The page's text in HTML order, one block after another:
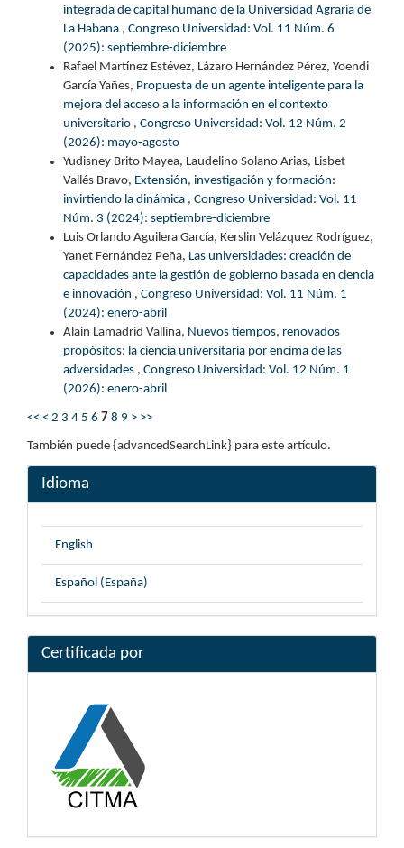
integrada de capital humano de la Universidad Agraria de
La Habana , Congreso Universidad: Vol. 11 Núm. 6
(2025): septiembre-diciembre
Rafael Martínez Estévez, Lázaro Hernández Pérez, Yoendi
García Yañes, Propuesta de un agente inteligente para la
mejora del acceso a la información en el contexto
universitario , Congreso Universidad: Vol. 12 Núm. 2
(2026): mayo-agosto
Yudisney Brito Mayea, Laudelino Solano Arias, Lisbet
Vallés Bravo, Extensión, investigación y formación:
invirtiendo la dinámica , Congreso Universidad: Vol. 11
Núm. 3 (2024): septiembre-diciembre
Luis Orlando Aguilera García, Kerslin Velázquez Rodríguez,
Yanet Fernández Peña, Las universidades: creación de
capacidades ante la gestión de gobierno basada en ciencia
e innovación , Congreso Universidad: Vol. 11 Núm. 1
(2024): enero-abril
Alain Lamadrid Vallina, Nuevos tiempos, renovados
propósitos: la ciencia universitaria por encima de las
adversidades , Congreso Universidad: Vol. 12 Núm. 1
(2026): enero-abril
<< < 2 3 4 5 6 7 8 9 > >>
También puede {advancedSearchLink} para este artículo.
Idioma
English
Español (España)
Certificada por